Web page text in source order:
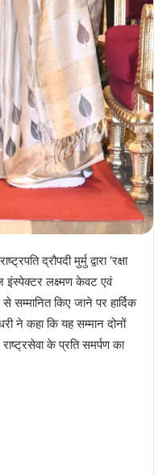
द्रौपदी मुर्मु द्वारा ‘रक्षा
इंस्पेक्टर लक्ष्मण केवट एवं
किए जाने पर हार्दिक
ने कहा कि यह सम्मान दोनों
के प्रति समर्पण का